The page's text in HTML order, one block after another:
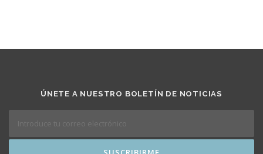
ÚNETE A NUESTRO BOLETÍN DE NOTICIAS